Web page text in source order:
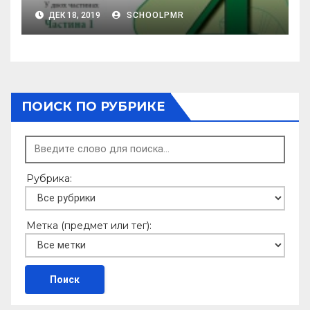
ДЕК 18, 2019 SCHOOLPMR
ПОИСК ПО РУБРИКЕ
Рубрика:
Метка (предмет или тег):